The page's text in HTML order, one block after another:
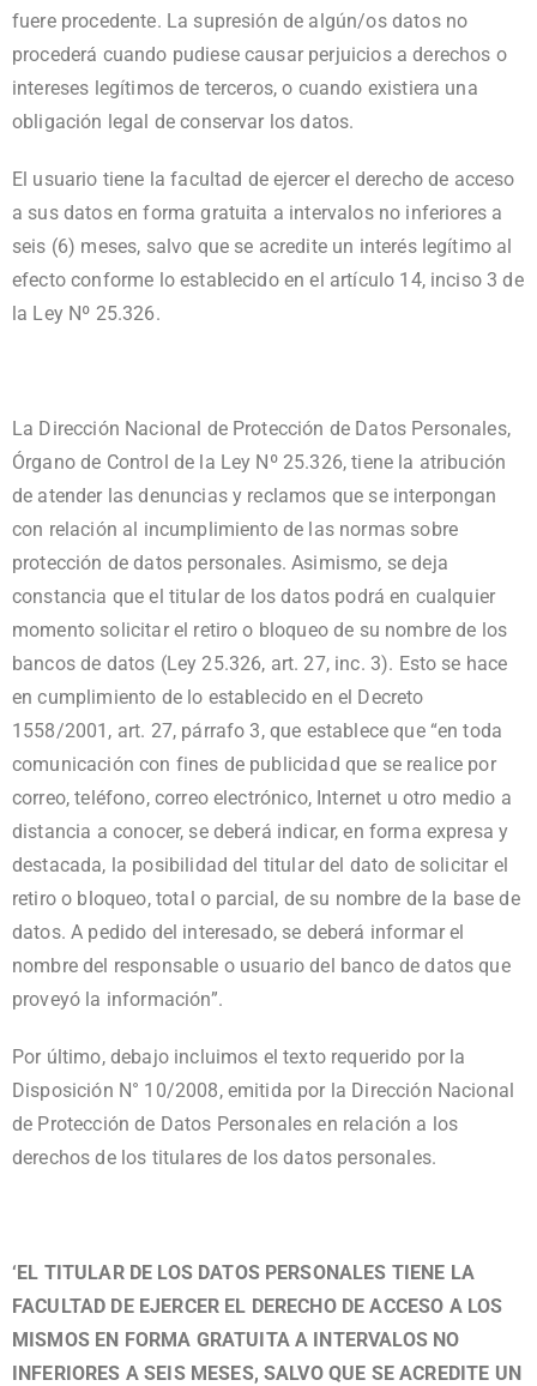
fuere procedente. La supresión de algún/os datos no
procederá cuando pudiese causar perjuicios a derechos o
intereses legítimos de terceros, o cuando existiera una
obligación legal de conservar los datos.
El usuario tiene la facultad de ejercer el derecho de acceso
a sus datos en forma gratuita a intervalos no inferiores a
seis (6) meses, salvo que se acredite un interés legítimo al
efecto conforme lo establecido en el artículo 14, inciso 3 de
la Ley Nº 25.326.
La Dirección Nacional de Protección de Datos Personales,
Órgano de Control de la Ley Nº 25.326, tiene la atribución
de atender las denuncias y reclamos que se interpongan
con relación al incumplimiento de las normas sobre
protección de datos personales. Asimismo, se deja
constancia que el titular de los datos podrá en cualquier
momento solicitar el retiro o bloqueo de su nombre de los
bancos de datos (Ley 25.326, art. 27, inc. 3). Esto se hace
en cumplimiento de lo establecido en el Decreto
1558/2001, art. 27, párrafo 3, que establece que “en toda
comunicación con fines de publicidad que se realice por
correo, teléfono, correo electrónico, Internet u otro medio a
distancia a conocer, se deberá indicar, en forma expresa y
destacada, la posibilidad del titular del dato de solicitar el
retiro o bloqueo, total o parcial, de su nombre de la base de
datos. A pedido del interesado, se deberá informar el
nombre del responsable o usuario del banco de datos que
proveyó la información”.
Por último, debajo incluimos el texto requerido por la
Disposición N° 10/2008, emitida por la Dirección Nacional
de Protección de Datos Personales en relación a los
derechos de los titulares de los datos personales.
‘EL TITULAR DE LOS DATOS PERSONALES TIENE LA
FACULTAD DE EJERCER EL DERECHO DE ACCESO A LOS
MISMOS EN FORMA GRATUITA A INTERVALOS NO
INFERIORES A SEIS MESES, SALVO QUE SE ACREDITE UN